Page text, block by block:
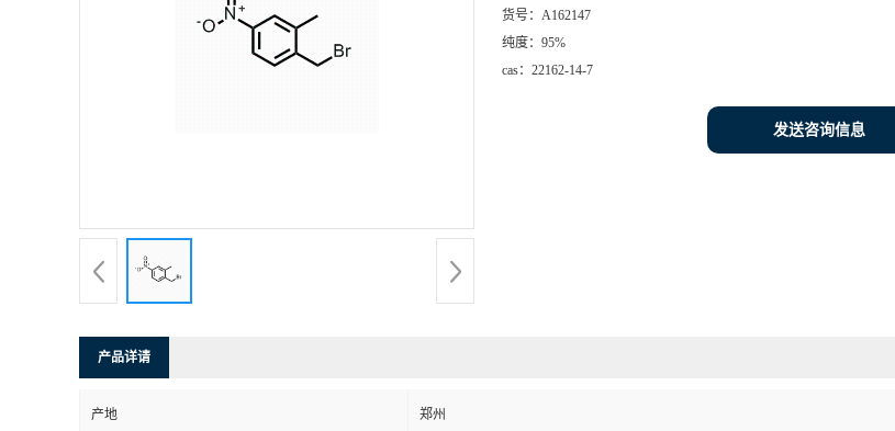
货号： A162147
纯度： 95%
cas： 22162-14-7
发送咨询信息
产品详请
产地 郑州